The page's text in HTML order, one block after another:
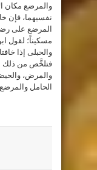
والمرضع مكان
نفسيهما، فإن
المرضع على
مسكيناً؛ لقول
والحبلى إذا
فتلخَّص من ذلك
والمرض،
الحامل